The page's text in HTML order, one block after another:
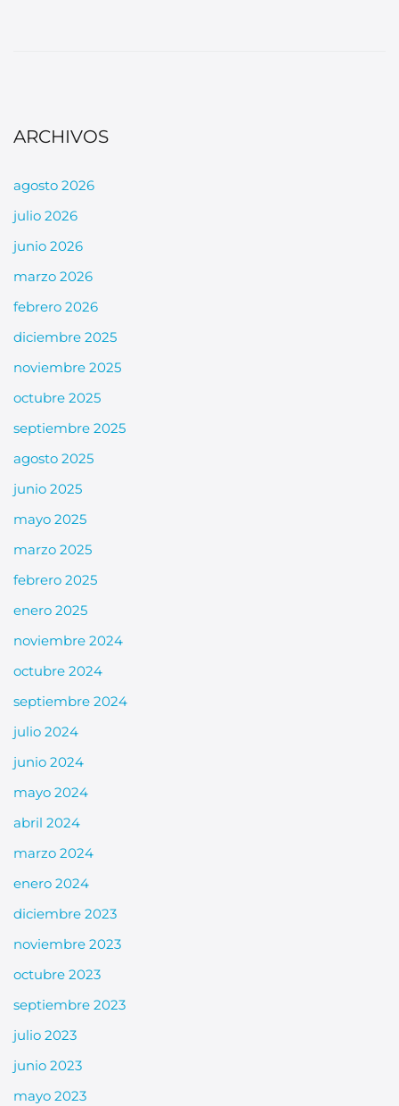
ARCHIVOS
agosto 2026
julio 2026
junio 2026
marzo 2026
febrero 2026
diciembre 2025
noviembre 2025
octubre 2025
septiembre 2025
agosto 2025
junio 2025
mayo 2025
marzo 2025
febrero 2025
enero 2025
noviembre 2024
octubre 2024
septiembre 2024
julio 2024
junio 2024
mayo 2024
abril 2024
marzo 2024
enero 2024
diciembre 2023
noviembre 2023
octubre 2023
septiembre 2023
julio 2023
junio 2023
mayo 2023